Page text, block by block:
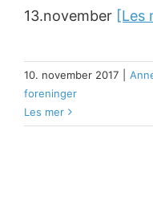
13.november [Les
10. november 2017
foreninger
Les mer